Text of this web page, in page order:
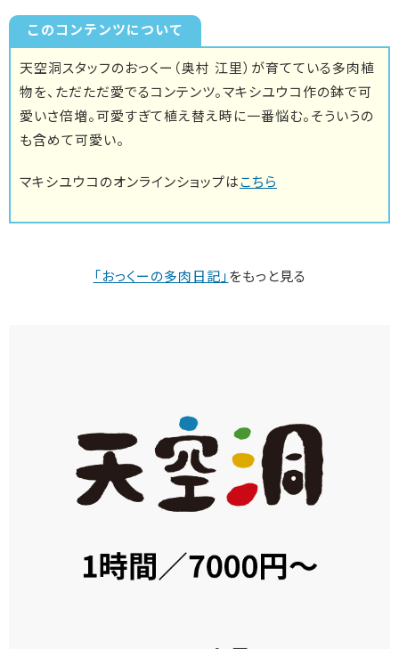
このコンテンツについて
天空洞スタッフのおっくー（奥村 江里）が育てている多肉植
物を、ただただ愛でるコンテンツ。マキシユウコ作の鉢で可
愛いさ倍増。可愛すぎて植え替え時に一番悩む。そういうの
も含めて可愛い。
マキシユウコのオンラインショップはこちら
「おっくーの多肉日記」 をもっと見る